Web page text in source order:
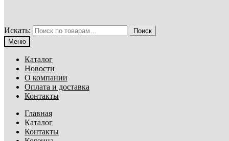
Искать:
Поиск
Меню
Каталог
Новости
О компании
Оплата и доставка
Контакты
Главная
Каталог
Контакты